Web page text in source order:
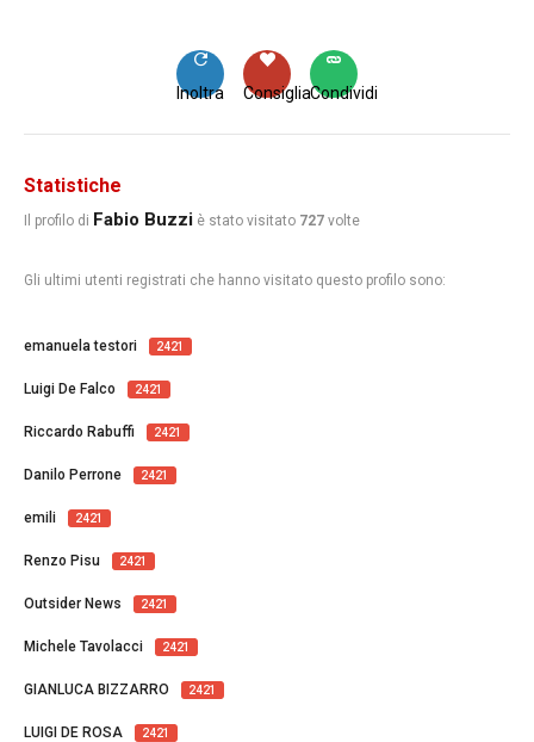
Condividi
Consiglia
Inoltra
Statistiche
Il profilo di Fabio Buzzi è stato visitato 727 volte
Gli ultimi utenti registrati che hanno visitato questo profilo sono:
emanuela testori 2421
Luigi De Falco 2421
Riccardo Rabuffi 2421
Danilo Perrone 2421
emili 2421
Renzo Pisu 2421
Outsider News 2421
Michele Tavolacci 2421
GIANLUCA BIZZARRO 2421
LUIGI DE ROSA 2421